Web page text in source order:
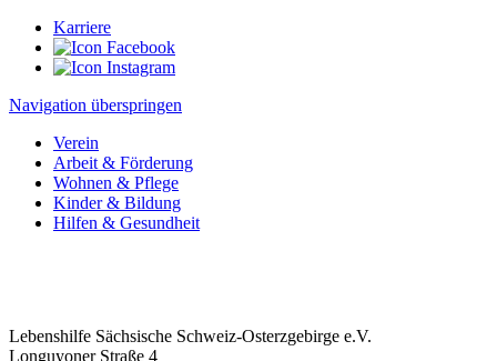
Karriere
Navigation überspringen
Verein
Arbeit & Förderung
Wohnen & Pflege
Kinder & Bildung
Hilfen & Gesundheit
Lebenshilfe Sächsische Schweiz-Osterzgebirge e.V.
Longuyoner Straße 4